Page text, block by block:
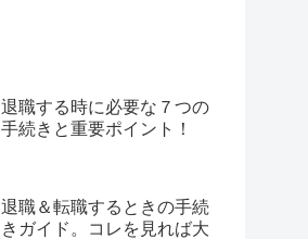
退職する時に必要な７つの
手続きと重要ポイント！
退職＆転職するときの手続
きガイド。コレを見れば大